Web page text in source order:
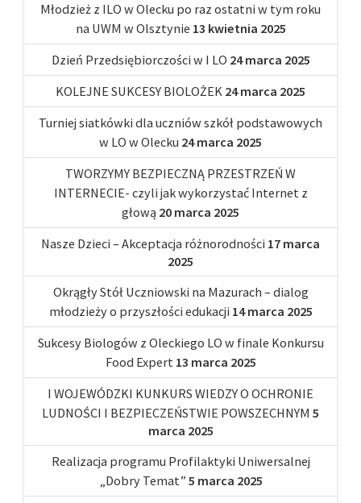
Młodzież z ILO w Olecku po raz ostatni w tym roku
na UWM w Olsztynie 13 kwietnia 2025
Dzień Przedsiębiorczości w I LO 24 marca 2025
KOLEJNE SUKCESY BIOLOŻEK 24 marca 2025
Turniej siatkówki dla uczniów szkół podstawowych
w LO w Olecku 24 marca 2025
TWORZYMY BEZPIECZNĄ PRZESTRZEŃ W
INTERNECIE- czyli jak wykorzystać Internet z
głową 20 marca 2025
Nasze Dzieci – Akceptacja różnorodności 17 marca
2025
Okrągły Stół Uczniowski na Mazurach – dialog
młodzieży o przyszłości edukacji 14 marca 2025
Sukcesy Biologów z Oleckiego LO w finale Konkursu
Food Expert 13 marca 2025
I WOJEWÓDZKI KUNKURS WIEDZY O OCHRONIE
LUDNOŚCI I BEZPIECZEŃSTWIE POWSZECHNYM 5
marca 2025
Realizacja programu Profilaktyki Uniwersalnej
„Dobry Temat” 5 marca 2025